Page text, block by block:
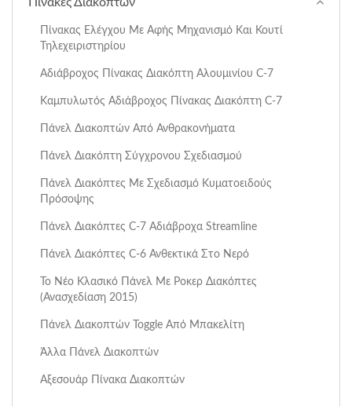
Πίνακας Ελέγχου Με Αφής Μηχανισμό Και Κουτί
Τηλεχειριστηρίου
Αδιάβροχος Πίνακας Διακόπτη Αλουμινίου C-7
Καμπυλωτός Αδιάβροχος Πίνακας Διακόπτη C-7
Πάνελ Διακοπτών Από Ανθρακονήματα
Πάνελ Διακόπτη Σύγχρονου Σχεδιασμού
Πάνελ Διακόπτες Με Σχεδιασμό Κυματοειδούς
Πρόσοψης
Πάνελ Διακόπτες C-7 Αδιάβροχα Streamline
Πάνελ Διακόπτες C-6 Ανθεκτικά Στο Νερό
Το Νέο Κλασικό Πάνελ Με Ροκερ Διακόπτες
(ανασχεδίαση 2015)
Πάνελ Διακοπτών Toggle Από Μπακελίτη
Άλλα Πάνελ Διακοπτών
Αξεσουάρ Πίνακα Διακοπτών